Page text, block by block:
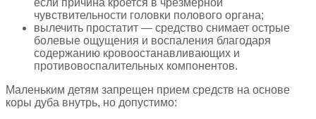
если причина кроется в чрезмерной
чувствительности головки полового органа;
вылечить простатит — средство снимает острые
болевые ощущения и воспаления благодаря
содержанию кровоостанавливающих и
противовоспалительных компонентов.
Маленьким детям запрещен прием средств на основе
коры дуба внутрь, но допустимо: